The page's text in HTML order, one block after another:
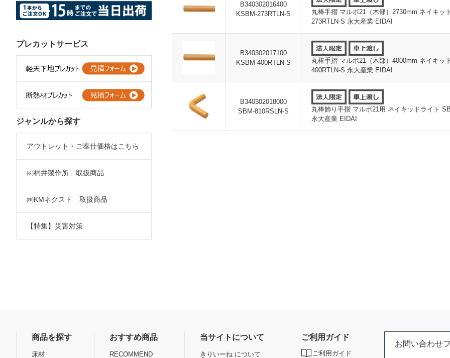
B340302016400
KSBM-273RTLN-S
丸棒手摺 マルボ21（木部）2730mm ネイキッ
273RTLN-S 永大産業 EIDAI
B340302017100
KSBM-400RTLN-S
丸棒手摺 マルボ21（木部）4000mm ネイキッ
400RTLN-S 永大産業 EIDAI
B340302018000
SBM-810RSLN-S
丸棒飾り手摺 マルボ21用 ネイキッドライト
永大産業 EIDAI
プレカットサービス
ジャンルから探す
アウトレット・ご奉仕価格はこちら
㈱桐井製作所 取扱商品
㈱KMネクスト 取扱商品
【特集】災害対策
商品を探す
床材
おすすめ商品
RECOMMEND
当サイトについて
きりいーね について
ご利用ガイド
ご利用ガイド
お問い合わせ